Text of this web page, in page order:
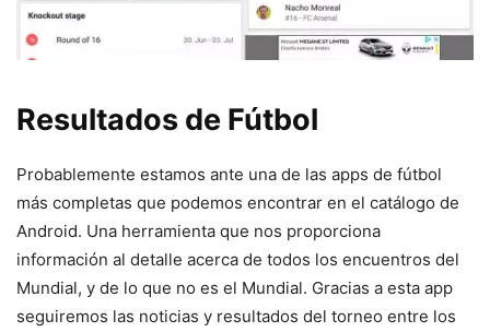
Resultados de Fútbol
Probablemente estamos ante una de las apps de fútbol
más completas que podemos encontrar en el catálogo de
Android. Una herramienta que nos proporciona
información al detalle acerca de todos los encuentros del
Mundial, y de lo que no es el Mundial. Gracias a esta app
seguiremos las noticias y resultados del torneo entre los